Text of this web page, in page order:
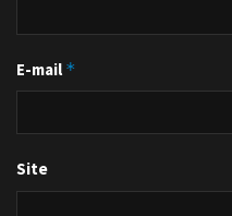
E-mail *
Site